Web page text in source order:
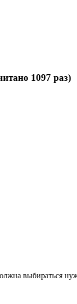
1097 раз)
выбираться